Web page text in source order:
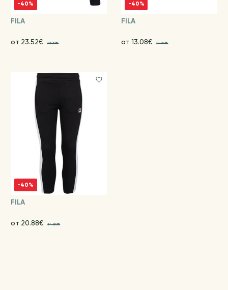
-40%
FILA
от 23.52€ 39.20€
-40%
FILA
от 13.08€ 21.80€
-40%
FILA
от 20.88€ 34.80€